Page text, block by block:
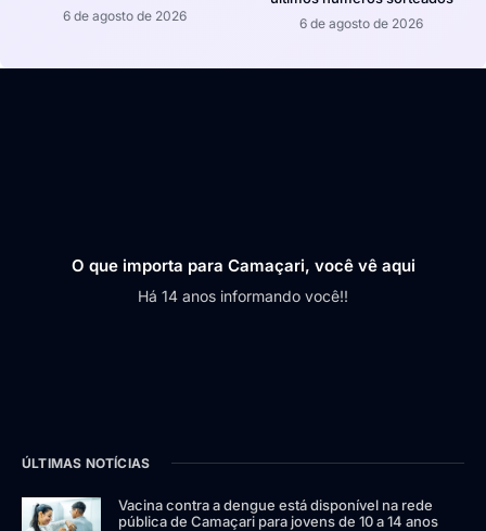
6 de agosto de 2026 6 de agosto de 2026
O que importa para Camaçari, você vê aqui
Há 14 anos informando você!!
ÚLTIMAS NOTÍCIAS
Vacina contra a dengue está disponível na rede
pública de Camaçari para jovens de 10 a 14 anos